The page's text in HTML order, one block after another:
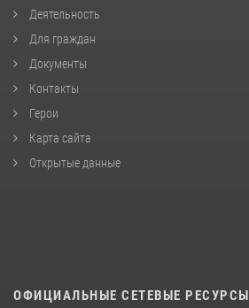
Деятельность
Для граждан
Документы
Контакты
Герои
Карта сайта
Открытые данные
ОФИЦИАЛЬНЫЕ СЕТЕВЫЕ РЕСУРСЫ